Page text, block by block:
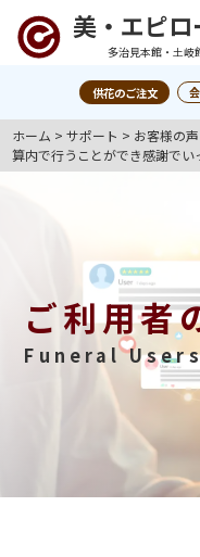
美・エピロ
多治見本館・土岐
供花のご注文
ホーム >サポート > お客様の声
算内で行うことができ感謝でい
ご利用者
Funeral